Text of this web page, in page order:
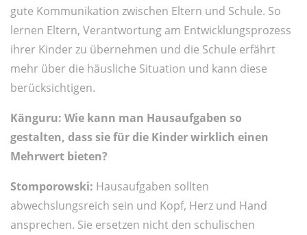
gute Kommunikation zwischen Eltern und Schule. So
lernen Eltern, Verantwortung am Entwicklungsprozess
ihrer Kinder zu übernehmen und die Schule erfährt
mehr über die häusliche Situation und kann diese
berücksichtigen.
Känguru: Wie kann man Hausaufgaben so
gestalten, dass sie für die Kinder wirklich einen
Mehrwert bieten?
Stomporowski: Hausaufgaben sollten
abwechslungsreich sein und Kopf, Herz und Hand
ansprechen. Sie ersetzen nicht den schulischen